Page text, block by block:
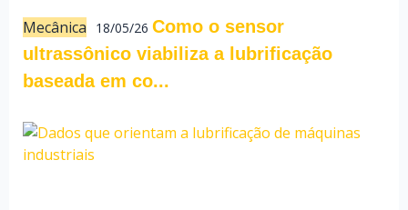
Mecânica 18/05/26 Como o sensor
ultrassônico viabiliza a lubrificação
baseada em co...